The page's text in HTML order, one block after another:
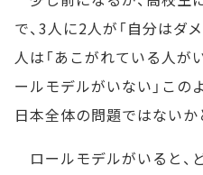
で、3人に2人が「自分はダ
人は「あこがれている人が
ールモデルがいない」この
日本全体の問題ではないか
ロールモデルがいると、